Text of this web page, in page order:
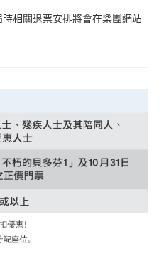
相關退票安排將會在樂團網站